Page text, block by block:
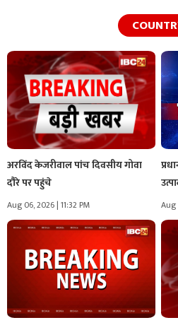
अरविंद केजरीवाल पांच दिवसीय गोवा
दौरे पर पहुंचे
Aug 06, 2026 | 11:32 PM Aug